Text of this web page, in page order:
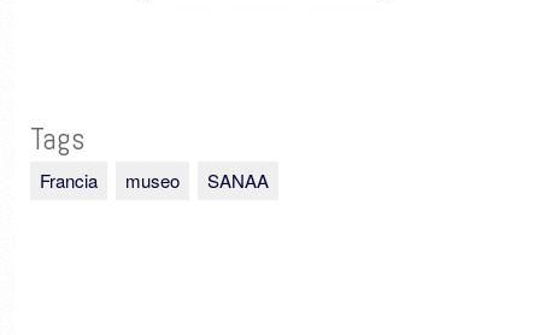
Tags
Francia museo SANAA